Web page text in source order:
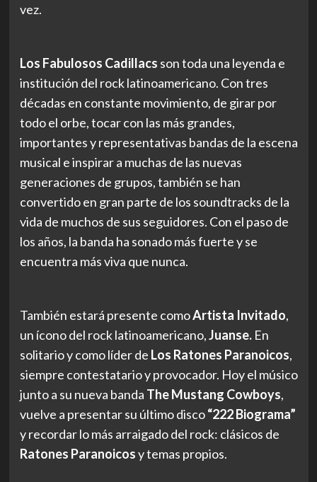
vez.
Los Fabulosos Cadillacs son toda una leyenda e
institución del rock latinoamericano. Con tres
décadas en constante movimiento, de girar por
todo el orbe, tocar con las más grandes,
importantes y representativas bandas de la escena
musical e inspirar a muchas de las nuevas
generaciones de grupos, también se han
convertido en gran parte de los soundtracks de la
vida de muchos de sus seguidores. Con el paso de
los años, la banda ha sonado más fuerte y se
encuentra más viva que nunca.
También estará presente comoArtista Invitado,
un ícono del rock latinoamericano,Juanse. En
solitarioy como líder de Los Ratones Paranoicos,
siempre contestatario y provocador. Hoy el músico
junto a su nueva banda The Mustang Cowboys,
vuelve a presentar su último disco“222 Biograma”
y recordar lo más arraigado del rock: clásicos de
Ratones Paranoicosy temas propios.